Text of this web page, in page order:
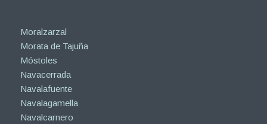
Moralzarzal
Morata de Tajuña
Móstoles
Navacerrada
Navalafuente
Navalagamella
Navalcarnero